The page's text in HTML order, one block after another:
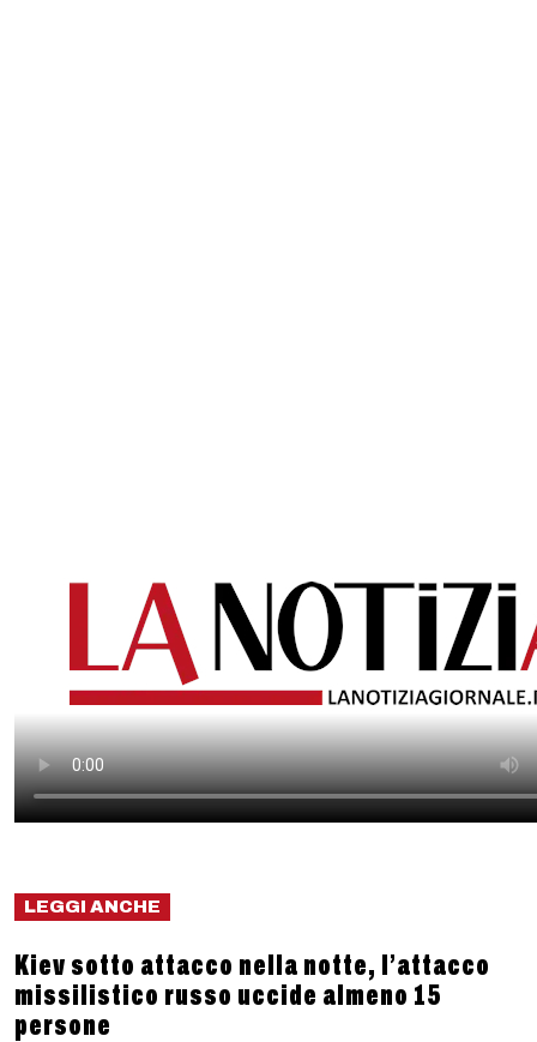
LEGGI ANCHE
Kiev sotto attacco nella notte, l’attacco
missilistico russo uccide almeno 15
persone